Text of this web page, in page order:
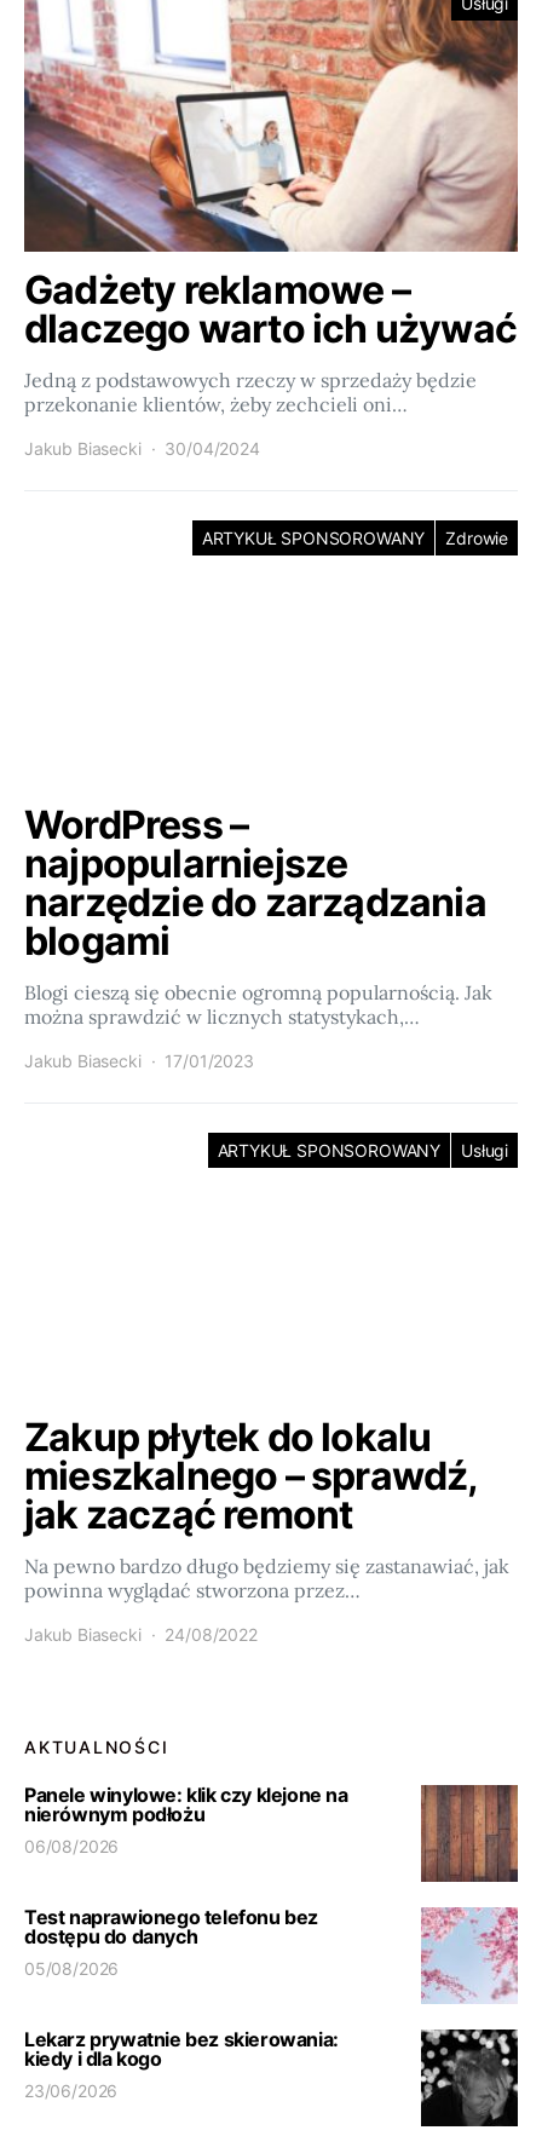
Gadżety reklamowe –
dlaczego warto ich używać
Jedną z podstawowych rzeczy w sprzedaży będzie
przekonanie klientów, żeby zechcieli oni…
Jakub Biasecki 30/04/2024
ARTYKUŁ SPONSOROWANY Zdrowie
WordPress –
najpopularniejsze
narzędzie do zarządzania
blogami
Blogi cieszą się obecnie ogromną popularnością. Jak
można sprawdzić w licznych statystykach,…
Jakub Biasecki 17/01/2023
ARTYKUŁ SPONSOROWANY Usługi
Zakup płytek do lokalu
mieszkalnego – sprawdź,
jak zacząć remont
Na pewno bardzo długo będziemy się zastanawiać, jak
powinna wyglądać stworzona przez…
Jakub Biasecki 24/08/2022
AKTUALNOŚCI
Panele winylowe: klik czy klejone na
nierównym podłożu
06/08/2026
Test naprawionego telefonu bez
dostępu do danych
05/08/2026
Lekarz prywatnie bez skierowania:
kiedy i dla kogo
23/06/2026